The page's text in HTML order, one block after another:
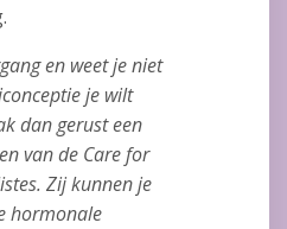
en weet je niet
je wilt
dan gerust een
van de Care for
Zij kunnen je
hormonale